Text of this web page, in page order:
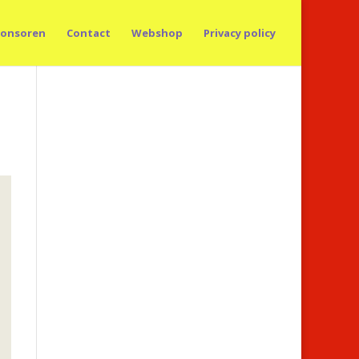
Contact Webshop Privacy policy